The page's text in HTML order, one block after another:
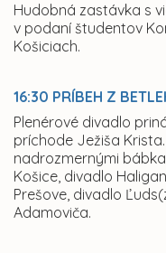
Hudobná zastávka s
v podaní študentov
Košiciach.
16:30 PRÍBEH Z
Plenérové divadlo
príchode Ježiša
nadrozmernými
Košice, divadlo
Prešove, divadlo
Adamoviča.